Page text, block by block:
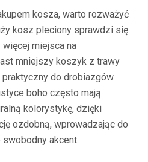
kosza, warto rozważyć
kosz pleciony sprawdzi się
miejsca na
mniejszy koszyk z trawy
do drobiazgów.
boho często mają
kolorystykę, dzięki
ozdobną, wprowadzając do
akcent.